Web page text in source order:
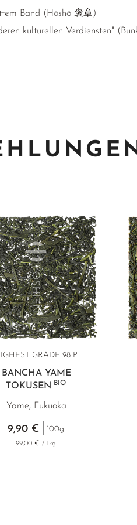
Band (Hōshō 褒章)
kulturellen Verdiensten"
GRADE 98 P.
BANCHA YAME
TOKUSEN
BIO
Yame, Fukuoka
9,90 € 100g
99,00 € / 1kg